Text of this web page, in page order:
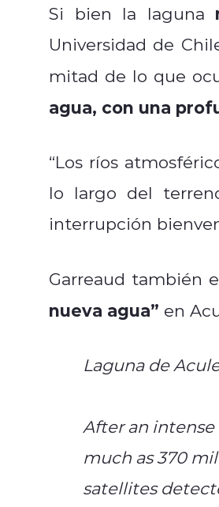
Si bien la laguna
Universidad de
mitad de lo que
agua, con una
“Los ríos
lo largo del
interrupción
Garreaud también
nueva agua” en
Laguna de
After an
much as 370
satellites